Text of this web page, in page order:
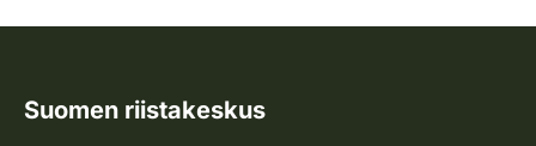
Suomen riistakeskus